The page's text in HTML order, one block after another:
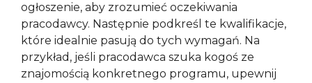
ogłoszenie, aby zrozumieć oczekiwania
pracodawcy. Następnie podkreśl te kwalifikacje,
które idealnie pasują do tych wymagań. Na
przykład, jeśli pracodawca szuka kogoś ze
znajomością konkretnego programu, upewnij